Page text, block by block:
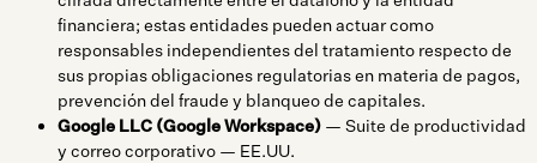
financiera; estas entidades pueden actuar como
responsables independientes del tratamiento respecto de
sus propias obligaciones regulatorias en materia de pagos,
prevención del fraude y blanqueo de capitales.
Google LLC (Google Workspace) — Suite de productividad
y correo corporativo — EE.UU.